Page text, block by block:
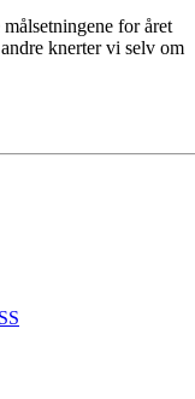
for året
knerter vi selv om